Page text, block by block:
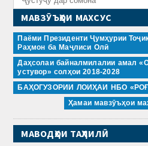
МАВЗӮЪҲОИ МАХСУС
Паёми Президенти Ҷумҳурии
Раҳмон ба Маҷлиси Олӣ
Даҳсолаи байналмилалии амал
устувор» солҳои 2018-2028
БАҲОГУЗОРИИ ЛОИҲАИ НБО
Ҳамаи мавзӯъҳои
МАВОДҲОИ ТАҲЛИЛӢ